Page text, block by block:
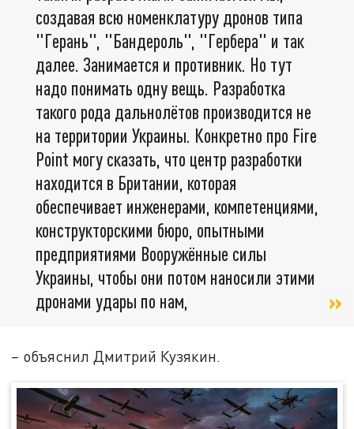
создавая всю номенклатуру дронов типа
"Герань", "Бандероль", "Гербера" и так
далее. Занимается и противник. Но тут
надо понимать одну вещь. Разработка
такого рода дальнолётов производится не
на территории Украины. Конкретно про Fire
Point могу сказать, что центр разработки
находится в Британии, которая
обеспечивает инженерами, компетенциями,
конструкторскими бюро, опытными
предприятиями Вооружённые силы
Украины, чтобы они потом наносили этими
дронами удары по нам,
– объяснил Дмитрий Кузякин.